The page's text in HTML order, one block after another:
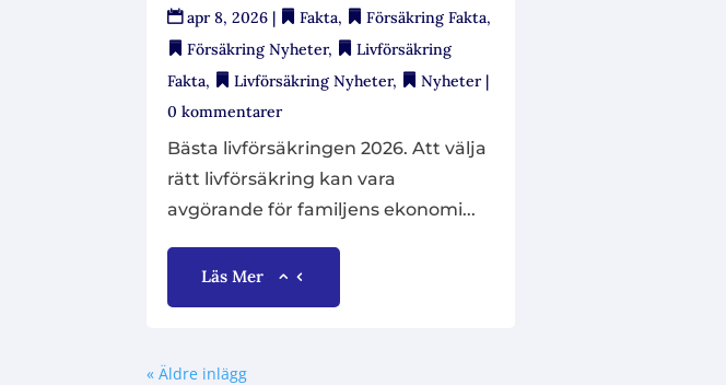
apr 8, 2026 | Fakta, Försäkring Fakta,
Försäkring Nyheter,
Livförsäkring
Fakta, Livförsäkring Nyheter, Nyheter|
0 kommentarer
Bästa livförsäkringen 2026. Att välja
rätt livförsäkring kan vara
avgörande för familjens ekonomi...
Läs Mer
« Äldre inlägg